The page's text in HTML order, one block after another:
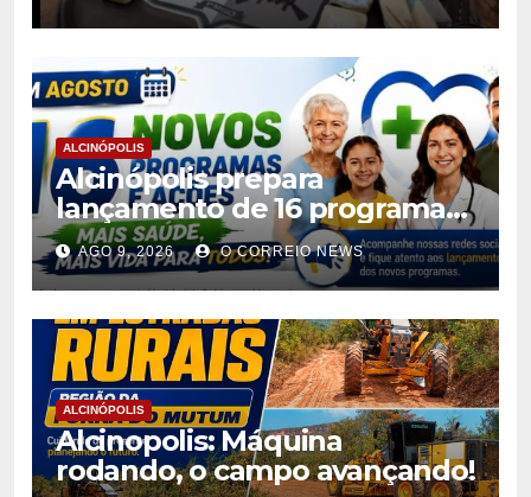
ALCINÓPOLIS
Alcinópolis prepara
lançamento de 16 programas
de saúde para ampliar
atendimento à população
AGO 9, 2026 O CORREIO NEWS
ALCINÓPOLIS
Alcinopolis: Máquina
rodando, o campo avançando!